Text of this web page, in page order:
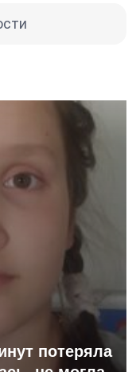
потеряла